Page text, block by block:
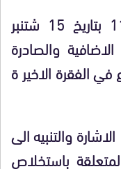
لقد تطرقت المذكرة رقم 1115 بتاريخ 15 شتنبر
والصادرة
الفقرة الاخير ة
والتنبيه الى
باستخلاص